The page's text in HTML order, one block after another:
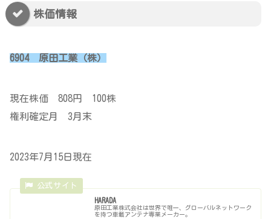
株価情報
6904 原田工業（株）
現在株価 808円 100株
権利確定月 3月末
2023年7月15日現在
HARADA
原田工業株式会社は世界で唯一、グローバルネットワーク
を持つ車載アンテナ専業メーカー。